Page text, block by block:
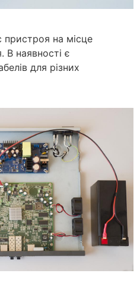
пристроя на місце
В наявності є
для різних